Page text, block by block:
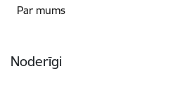
Par mums
Noderīgi